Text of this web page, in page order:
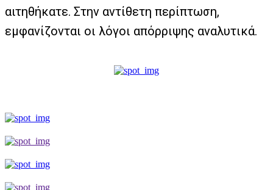
αιτηθήκατε. Στην αντίθετη περίπτωση,
εμφανίζονται οι λόγοι απόρριψης αναλυτικά.